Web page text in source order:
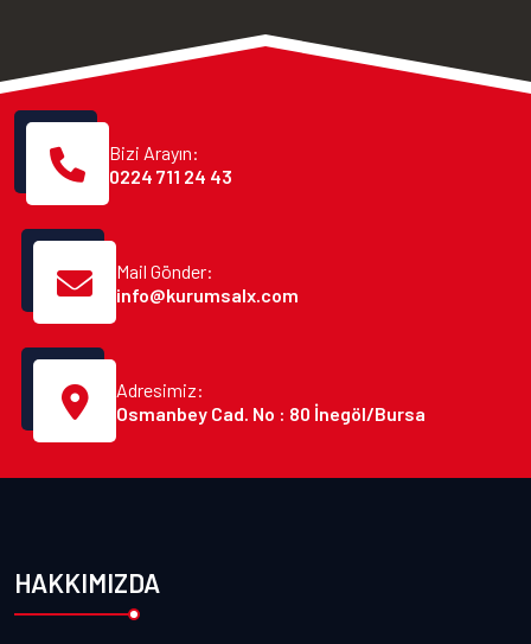
Bizi Arayın:
0224 711 24 43
Mail Gönder:
info@kurumsalx.com
Adresimiz:
Osmanbey Cad. No : 80 İnegöl/Bursa
HAKKIMIZDA